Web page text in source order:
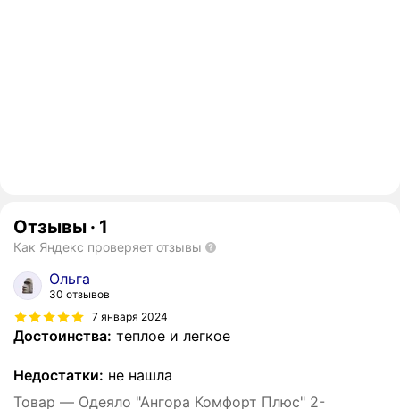
Отзывы · 1
Как Яндекс проверяет отзывы
Ольга
30 отзывов
7 января 2024
Достоинства: теплое и легкое
Недостатки: не нашла
Товар — Одеяло "Ангора Комфорт Плюс" 2-